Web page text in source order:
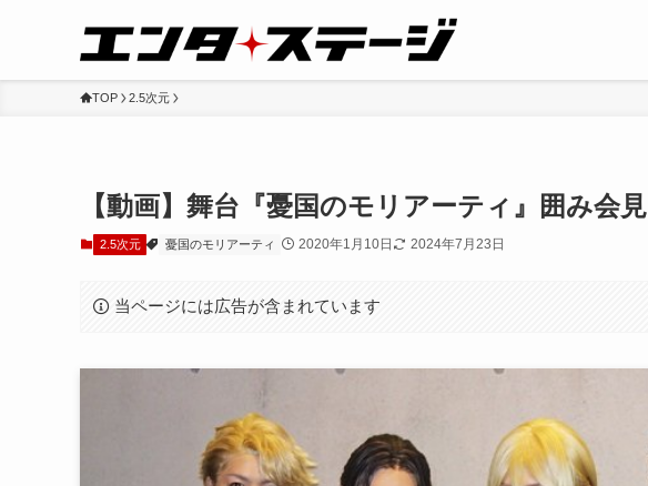
TOP 2.5次元
【動画】舞台『憂国のモリアーティ』囲み会見
2.5次元 憂国のモリアーティ 2020年1月10日 2024年7月23日
当ページには広告が含まれています